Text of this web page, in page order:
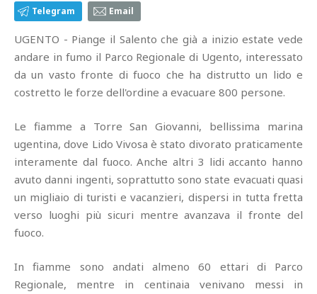
Telegram Email
UGENTO - Piange il Salento che già a inizio estate vede
andare in fumo il Parco Regionale di Ugento, interessato
da un vasto fronte di fuoco che ha distrutto un lido e
costretto le forze dell'ordine a evacuare 800 persone.
Le fiamme a Torre San Giovanni, bellissima marina
ugentina, dove Lido Vivosa è stato divorato praticamente
interamente dal fuoco. Anche altri 3 lidi accanto hanno
avuto danni ingenti, soprattutto sono state evacuati quasi
un migliaio di turisti e vacanzieri, dispersi in tutta fretta
verso luoghi più sicuri mentre avanzava il fronte del
fuoco.
In fiamme sono andati almeno 60 ettari di Parco
Regionale, mentre in centinaia venivano messi in